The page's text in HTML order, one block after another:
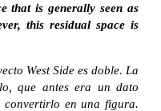
that is generally seen as
this residual space is
West Side es doble. La
que antes era un dato
convertirlo en una figura.